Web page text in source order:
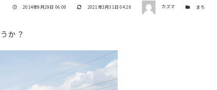
投稿日
2014年9月29日 06:00 更新日
2021年3月31日 04:28 著者 カズマ カテゴリー
まち
か？